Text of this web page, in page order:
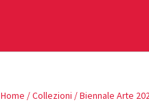
Home /Collezioni /Biennale Arte
MAGNETE